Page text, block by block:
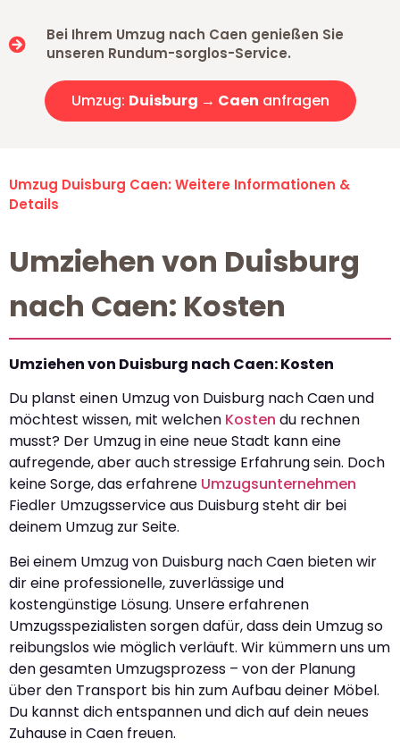
Bei Ihrem Umzug nach Caen genießen Sie
unseren Rundum-sorglos-Service.
Umzug: Duisburg → Caen anfragen
Umzug Duisburg Caen: Weitere Informationen &
Details
Umziehen von Duisburg
nach Caen: Kosten
Umziehen von Duisburg nach Caen: Kosten
Du planst einen Umzug von Duisburg nach Caen und
möchtest wissen, mit welchen Kosten du rechnen
musst? Der Umzug in eine neue Stadt kann eine
aufregende, aber auch stressige Erfahrung sein. Doch
keine Sorge, das erfahrene Umzugsunternehmen
Fiedler Umzugsservice aus Duisburg steht dir bei
deinem Umzug zur Seite.
Bei einem Umzug von Duisburg nach Caen bieten wir
dir eine professionelle, zuverlässige und
kostengünstige Lösung. Unsere erfahrenen
Umzugsspezialisten sorgen dafür, dass dein Umzug so
reibungslos wie möglich verläuft. Wir kümmern uns um
den gesamten Umzugsprozess – von der Planung
über den Transport bis hin zum Aufbau deiner Möbel.
Du kannst dich entspannen und dich auf dein neues
Zuhause in Caen freuen.